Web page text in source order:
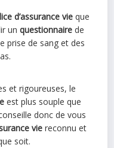
d’assurance vie que
unquestionnaire de
prise de sang et des
et rigoureuses, le
est plus souple que
donc de vous
vie reconnu et
soit.